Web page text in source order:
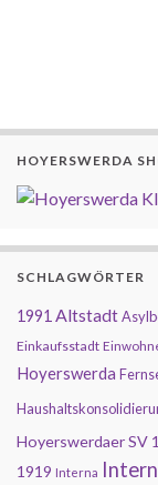
HOYERSWERDA
SCHLAGWÖRTER
1991 Altstadt
Einkaufsstadt
Hoyerswerda
Hoyerswerdaer SV
1919 Interna